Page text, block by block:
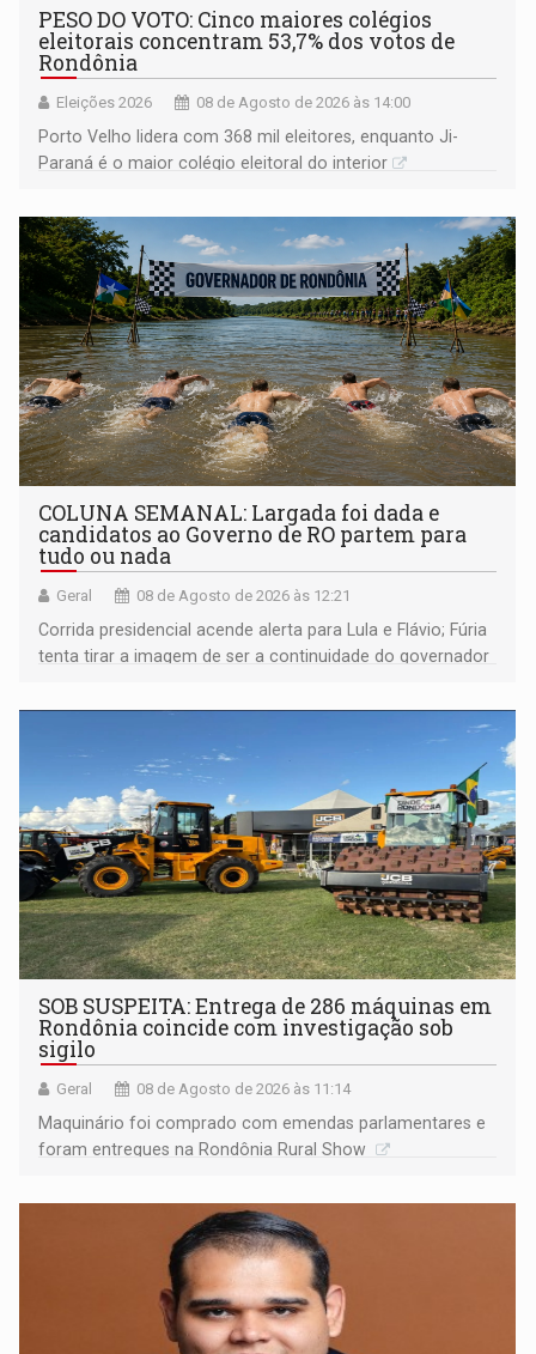
PESO DO VOTO: Cinco maiores colégios
eleitorais concentram 53,7% dos votos de
Rondônia
Eleições 2026 08 de Agosto de 2026 às 14:00
Porto Velho lidera com 368 mil eleitores, enquanto Ji-
Paraná é o maior colégio eleitoral do interior
COLUNA SEMANAL: Largada foi dada e
candidatos ao Governo de RO partem para
tudo ou nada
Geral 08 de Agosto de 2026 às 12:21
Corrida presidencial acende alerta para Lula e Flávio; Fúria
tenta tirar a imagem de ser a continuidade do governador
não ter entrado no modo eleição; ABAV faz evento em
SOB SUSPEITA: Entrega de 286 máquinas em
Rondônia coincide com investigação sob
sigilo
Geral 08 de Agosto de 2026 às 11:14
Maquinário foi comprado com emendas parlamentares e
foram entregues na Rondônia Rural Show